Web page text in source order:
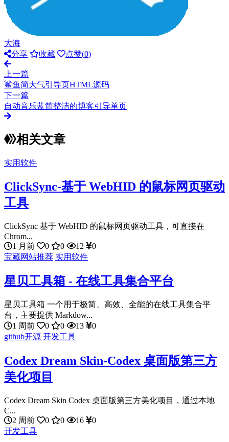
大海
分享
收藏 点赞(0)
上一篇
鲨鱼简大气引导页HTML源码
下一篇
自动音乐蓝简整洁的博客引导单页
相关文章
实用软件
ClickSync-基于 WebHID 的鼠标网页驱动
工具
ClickSync 基于 WebHID 的鼠标网页驱动工具，可直接在
Chrom...
1 月前
0 0 12
0
宝藏网站推荐 实用软件
星贝工具箱 - 在线工具集合平台
星贝工具箱 一个用于极简、高效、全能的在线工具集合平
台，主要提供 Markdow...
1 周前
0 0 13
0
github开源 开发工具
Codex Dream Skin-Codex 桌面版第三方
美化项目
Codex Dream Skin Codex 桌面版第三方美化项目，通过本地
C...
2 周前
0 0 16
0
开发工具